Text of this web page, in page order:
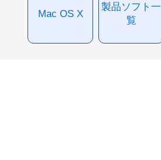
Mac OS X
製品ソフト一
覧